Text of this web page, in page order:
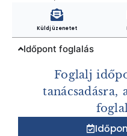
Küldj üzenetet
Időpont foglalás
Foglalj
tanácsadásra,